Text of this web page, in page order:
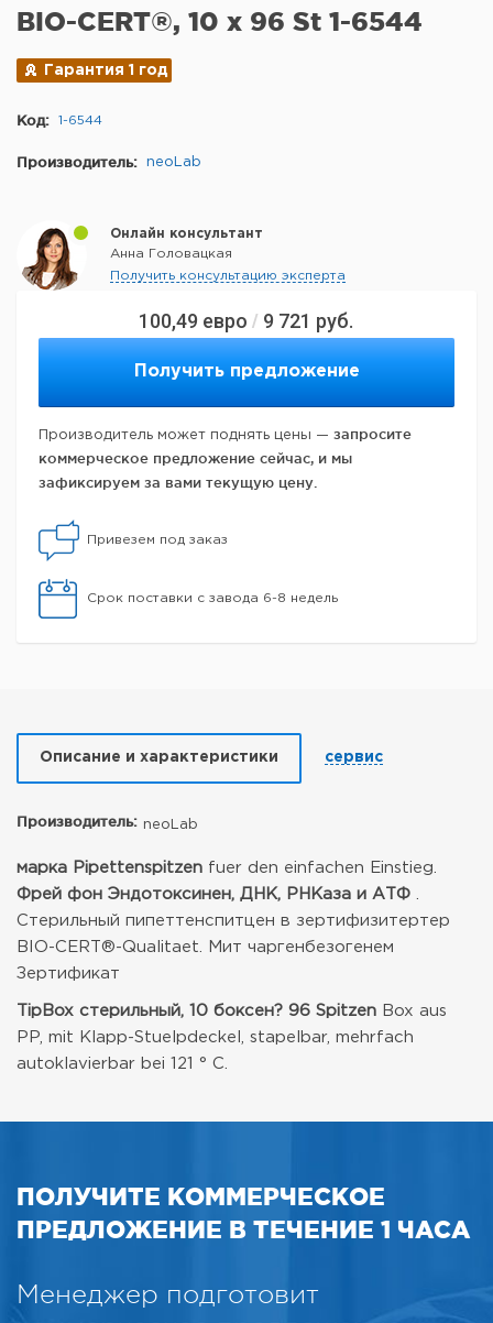
100,49 евро / 9 721 руб.
Получить предложение
Производитель может поднять цены — запросите
коммерческое предложение сейчас, и мы
зафиксируем за вами текущую цену.
Привезем под заказ
Срок поставки с завода 6-8 недель
BIO-CERT®, 10 x 96 St 1-6544
Гарантия 1 год
Код: 1-6544
Производитель: neoLab
Онлайн консультант
Анна Головацкая
Получить консультацию эксперта
Описание и характеристики сервис
Производитель: neoLab
марка Pipettenspitzen fuer den einfachen Einstieg.
Фрей фон Эндотоксинен, ДНК, РНКаза и АТФ
Стерильный пипеттенспитцен в зертифизитертер
BIO-CERT®-Qualitaet.
Мит чаргенбезогенем
Зертификат
TipBox стерильный, 10 боксен? 96 Spitzen
Box aus
PP, mit Klapp-Stuelpdeckel, stapelbar, mehrfach
autoklavierbar bei 121 ° C.
ПОЛУЧИТЕ КОММЕРЧЕСКОЕ
ПРЕДЛОЖЕНИЕ В ТЕЧЕНИЕ 1 ЧАСА
Менеджер подготовит